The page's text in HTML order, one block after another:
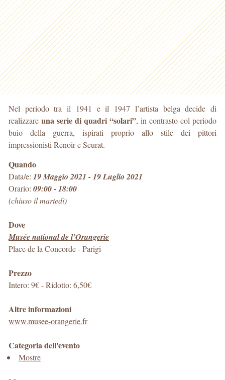
Nel periodo tra il 1941 e il 1947 l’artista belga decide di
realizzare una serie di quadri “solari”, in contrasto col periodo
buio della guerra, ispirati proprio allo stile dei pittori
impressionisti Renoir e Seurat.
Quando
Data/e: 19 Maggio 2021 - 19 Luglio 2021
Orario: 09:00 - 18:00
(chiuso il martedì)
Dove
Musée national de l’Orangerie
Place de la Concorde-Parigi
Prezzo
Intero: 9€ - Ridotto: 6,50€
Altre informazioni
www.musee-orangerie.fr
Categoria dell'evento
Mostre